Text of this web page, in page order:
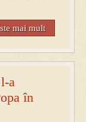
mai mult
a
în